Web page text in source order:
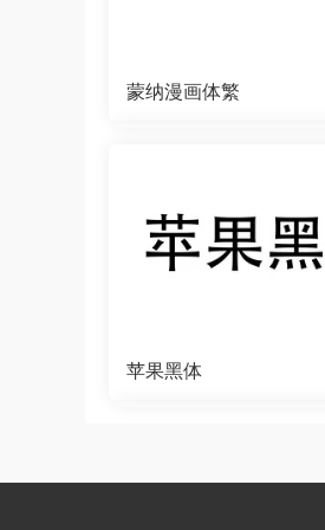
蒙纳漫画体繁
苹果黑体